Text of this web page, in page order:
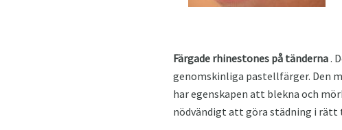
Färgade rhinestones på tänderna.
genomskinliga pastellfärger. Den
har egenskapen att blekna och
nödvändigt att göra städning i